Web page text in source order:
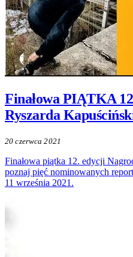
Finałowa PIĄTKA
Ryszarda
20 czerwca 2021
Finałowa piątka 12. edycji
poznaj pięć nominowanych
11 września 2021.